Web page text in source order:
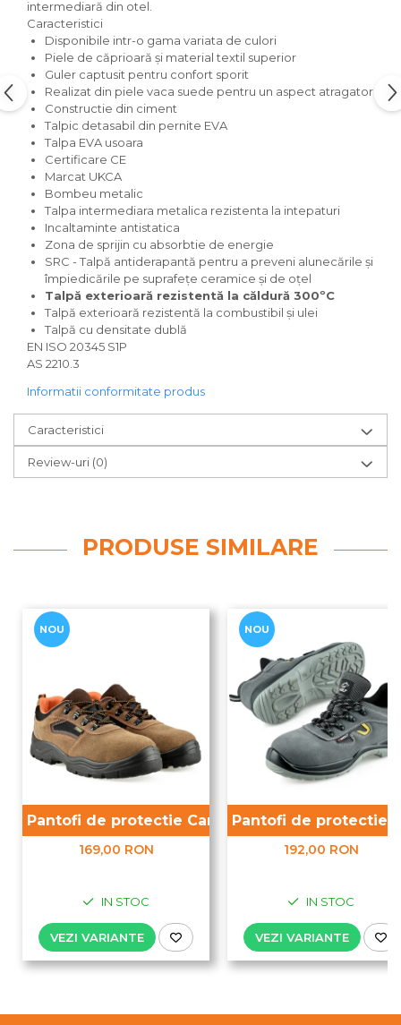
intermediară din otel.
Caracteristici
Disponibile intr-o gama variata de culori
Piele de căprioară și material textil superior
Guler captusit pentru confort sporit
Realizat din piele vaca suede pentru un aspect atragator
Constructie din ciment
Talpic detasabil din pernite EVA
Talpa EVA usoara
Certificare CE
Marcat UKCA
Bombeu metalic
Talpa intermediara metalica rezistenta la intepaturi
Incaltaminte antistatica
Zona de sprijin cu absorbtie de energie
SRC - Talpă antiderapantă pentru a preveni alunecările și
împiedicările pe suprafețe ceramice și de oțel
Talpă exterioară rezistentă la căldură 300ºC
Talpă exterioară rezistentă la combustibil și ulei
Talpă cu densitate dublă
EN ISO 20345 S1P
AS 2210.3
Informatii conformitate produs
Caracteristici
Review-uri (0)
PRODUSE SIMILARE
NOU
Pantofi de protectie Camel S1P
169,00 RON
IN STOC
VEZI VARIANTE
NOU
Pantofi de protectie
192,00 RON
IN STOC
VEZI VARIANTE